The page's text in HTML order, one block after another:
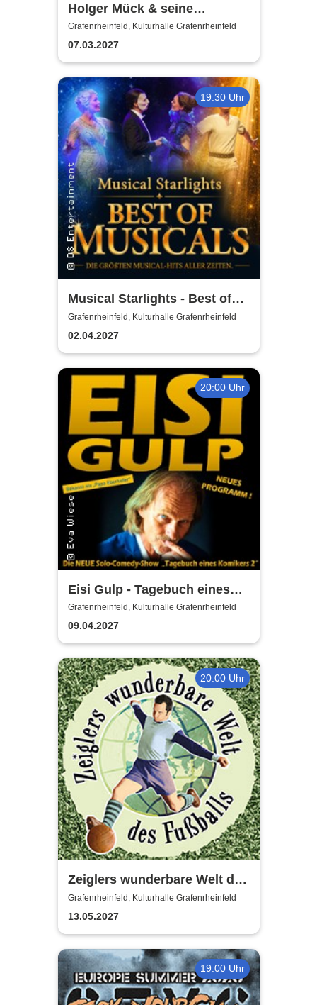
Holger Mück & seine
Egerländer Musikanten
Grafenrheinfeld, Kulturhalle Grafenrheinfeld
07.03.2027
19:30 Uhr
Musical Starlights - Best of
Musicals
Grafenrheinfeld, Kulturhalle Grafenrheinfeld
02.04.2027
20:00 Uhr
Eisi Gulp - Tagebuch eines
Komikers 2 (neues
Programm)
Grafenrheinfeld, Kulturhalle Grafenrheinfeld
09.04.2027
20:00 Uhr
Zeiglers wunderbare Welt des
Fußballs - Immer Glück ist
Können!
Grafenrheinfeld, Kulturhalle Grafenrheinfeld
13.05.2027
19:00 Uhr